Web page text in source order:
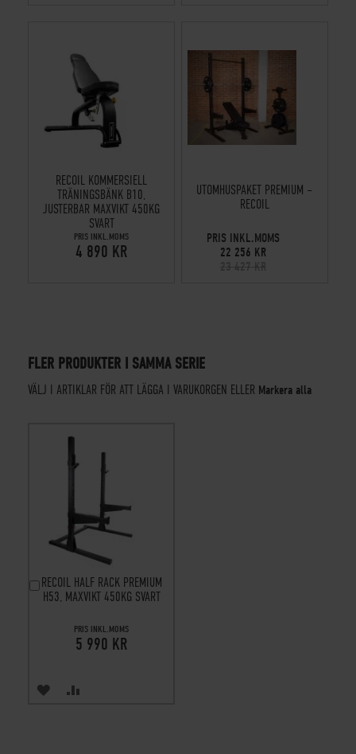
RECOIL KOMMERSIELL
TRÄNINGSBÄNK B10,
JUSTERBAR MAXVIKT 450KG
SVART
PRIS INKL.MOMS
4 890 KR
UTOMHUSPAKET PREMIUM –
RECOIL
PRIS INKL.MOMS
22 256 KR
23 427 KR
FLER PRODUKTER I SAMMA SERIE
VÄLJ I ARTIKLAR FÖR ATT LÄGGA I VARUKORGEN ELLER Markera alla
RECOIL HALF RACK PREMIUM
H53, MAXVIKT 450KG SVART
PRIS INKL.MOMS
5 990 KR
LÄGG
I
ÖNSKA